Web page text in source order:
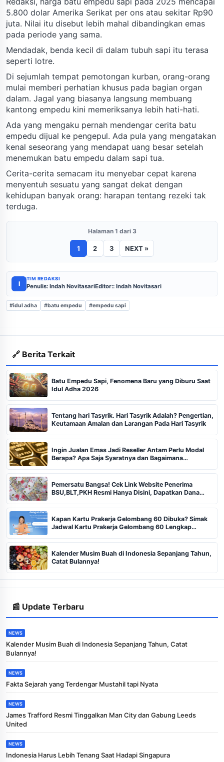
5.800 dolar Amerika Serikat per ons atau sekitar Rp90
juta. Nilai itu disebut lebih mahal dibandingkan emas
pada periode yang sama.
Mendadak, benda kecil di dalam tubuh sapi itu terasa
seperti lotre.
Di sejumlah tempat pemotongan kurban, orang-orang
mulai memberi perhatian khusus pada bagian organ
dalam. Jagal yang biasanya langsung membuang
kantong empedu kini memeriksanya lebih hati-hati.
Ada yang mengaku pernah mendengar cerita batu
empedu dijual ke pengepul. Ada pula yang mengatakan
kenal seseorang yang mendapat uang besar setelah
menemukan batu empedu dalam sapi tua.
Cerita-cerita semacam itu menyebar cepat karena
menyentuh sesuatu yang sangat dekat dengan
kehidupan banyak orang: harapan tentang rezeki tak
terduga.
Halaman 1 dari 3
1 2 3 NEXT »
I
TIM REDAKSI
Penulis: Indah NovitasariEditor:: Indah Novitasari
#idul adha #batu empedu #empedu sapi
🔗 Berita Terkait
Batu Empedu Sapi, Fenomena Baru yang Diburu Saat
Idul Adha 2026
Tentang hari Tasyrik. Hari Tasyrik Adalah? Pengertian,
Keutamaan Amalan dan Larangan Pada Hari Tasyrik
Ingin Jualan Emas Jadi Reseller Antam Perlu Modal
Berapa? Apa Saja Syaratnya dan Bagaimana
Pemersatu Bangsa! Cek Link Website Penerima
BSU,BLT,PKH Resmi Hanya Disini, Dapatkan Dana
Kapan Kartu Prakerja Gelombang 60 Dibuka? Simak
Jadwal Kartu Prakerja Gelombang 60 Lengkap
Kalender Musim Buah di Indonesia Sepanjang Tahun,
Catat Bulannya!
📰 Update Terbaru
NEWS
Kalender Musim Buah di Indonesia Sepanjang Tahun, Catat
Bulannya!
NEWS
Fakta Sejarah yang Terdengar Mustahil tapi Nyata
NEWS
James Trafford Resmi Tinggalkan Man City dan Gabung Leeds
United
NEWS
Indonesia Harus Lebih Tenang Saat Hadapi Singapura